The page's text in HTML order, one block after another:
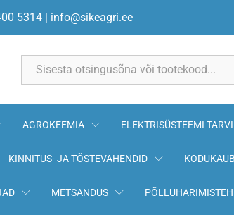
5314 | info@sikeagri.ee
AGROKEEMIA ELEKTRISÜSTEEMI
KINNITUS- JA TÕSTEVAHENDID
METSANDUS